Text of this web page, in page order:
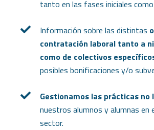
tanto en las fases iniciales
Información sobre las distintas
contratación laboral tanto a
como de colectivos
posibles bonificaciones y/o
Gestionamos las prácticas no
nuestros alumnos y alumnas en
sector.